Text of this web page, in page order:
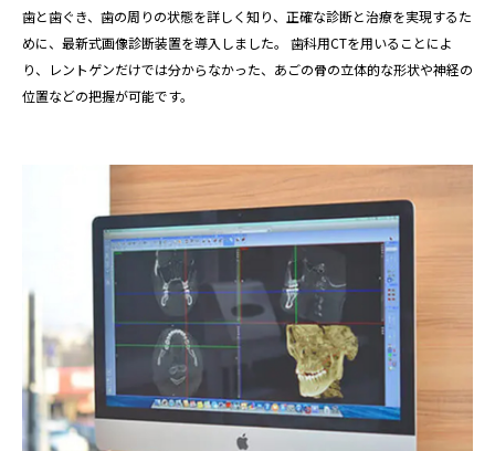
歯と歯ぐき、歯の周りの状態を詳しく知り、正確な診断と治療を実現するた
めに、最新式画像診断装置を導入しました。 歯科用CTを用いることによ
り、レントゲンだけでは分からなかった、あごの骨の立体的な形状や神経の
位置などの把握が可能です。